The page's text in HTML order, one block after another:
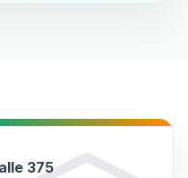
alle 375